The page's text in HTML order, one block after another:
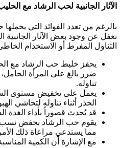
الآثار الجانبية لحب الرشاد مع
بالرغم من تعدد الفوائد التي يحملها
نغفل عن وجود بعض الآثار
التناول المفرط أو الاستخدام
يحفز خليط حب الرشاد مع
ضرر بالغ على المرأة
تناوله.
يعمل على تخفيض مستوى
الحذر أثناء تناوله لتحاشي
قد يُحدث قصوراً بأداء الغدة
يقوم حب الرشاد بخفض نسب
مما يستدعي مراعاة ذلك
مع الإشارة أن الكمية